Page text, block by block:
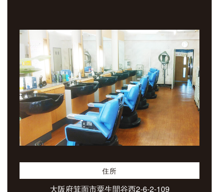
住所
大阪府箕面市粟生間谷西2-6-2-109